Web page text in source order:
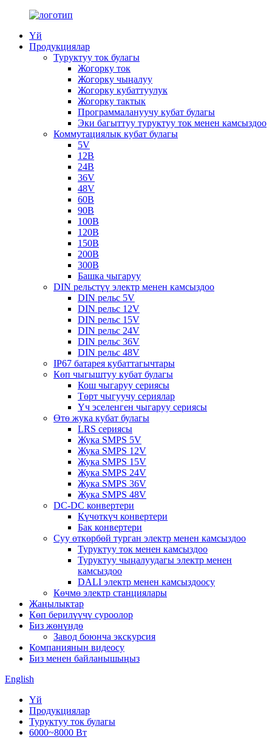
Үй
Продукциялар
Туруктуу ток булагы
Жогорку ток
Жогорку чыңалуу
Жогорку кубаттуулук
Жогорку тактык
Программалануучу кубат булагы
Эки багыттуу туруктуу ток менен камсыздоо
Коммутациялык кубат булагы
5V
12В
24В
36V
48V
60В
90В
100В
120В
150В
200В
300В
Башка чыгаруу
DIN рельстүү электр менен камсыздоо
DIN рельс 5V
DIN рельс 12V
DIN рельс 15V
DIN рельс 24V
DIN рельс 36V
DIN рельс 48V
IP67 батарея кубаттагычтары
Көп чыгыштуу кубат булагы
Кош чыгаруу сериясы
Төрт чыгуучу сериялар
Үч эселенген чыгаруу сериясы
Өтө жука кубат булагы
LRS сериясы
Жука SMPS 5V
Жука SMPS 12V
Жука SMPS 15V
Жука SMPS 24V
Жука SMPS 36V
Жука SMPS 48V
DC-DC конвертери
Күчөткүч конвертери
Бак конвертери
Суу өткөрбөй турган электр менен камсыздоо
Туруктуу ток менен камсыздоо
Туруктуу чыңалуудагы электр менен
камсыздоо
DALI электр менен камсыздоосу
Көчмө электр станциялары
Жаңылыктар
Көп берилүүчү суроолор
Биз жөнүндө
Завод боюнча экскурсия
Компаниянын видеосу
Биз менен байланышыңыз
English
Үй
Продукциялар
Туруктуу ток булагы
6000~8000 Вт